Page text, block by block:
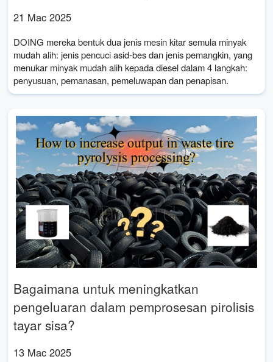
21 Mac 2025
DOING mereka bentuk dua jenis mesin kitar semula minyak
mudah alih: jenis pencuci asid-bes dan jenis pemangkin, yang
menukar minyak mudah alih kepada diesel dalam 4 langkah:
penyusuan, pemanasan, pemeluwapan dan penapisan.
Bagaimana untuk meningkatkan
pengeluaran dalam pemprosesan pirolisis
tayar sisa?
13 Mac 2025